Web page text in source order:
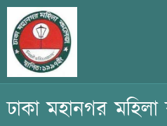
ঢাকা মহানগর